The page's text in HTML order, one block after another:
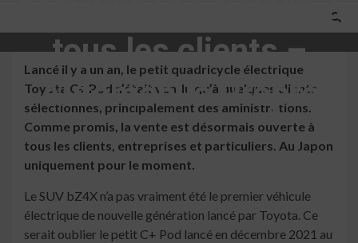
tous les clients –
Automobile Propre
Lancé il y a un an, le petit quadricycle électrique
Toyota C+ Pod n’était vendu qu’à quelques clients
sélectionnés, principalement des aministrations.
Comme promis, la vente est désormais ouverte à
tous les clients, entreprises et particuliers. Au Japon
uniquement pour le moment.
Le SUV bZ4X n’a pas vraiment été le premier véhicule
électrique de nouvelle génération lancé par Toyota. Ce
serait oublier le petit C+ Pod lancé en décembre 2021 au